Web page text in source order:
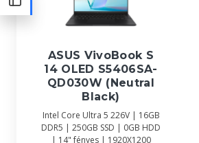
ASUS VivoBook S
14 OLED S5406SA-
QD030W (Neutral
Black)
Intel Core Ultra 5 226V | 16GB
DDR5 | 250GB SSD | 0GB HDD
| 14" fényes | 1920X1200